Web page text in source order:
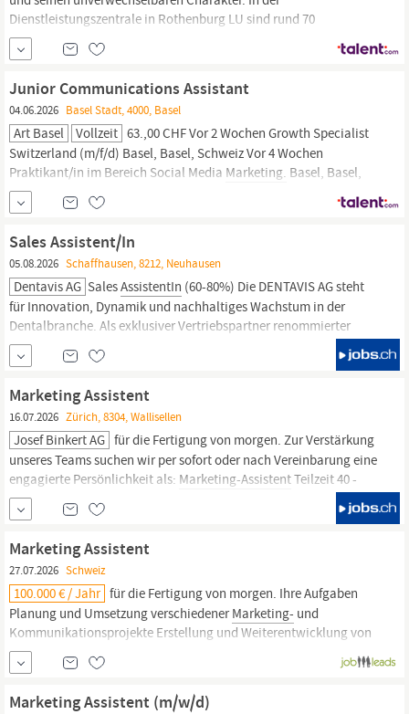
Dienstleistungszentrale in Rothenburg LU sind rund 70
Mitarbeitende in den Bereichen Organisation, Finanzen, Personal,
Infrastruktur und Instandhaltung, Food & Beverage,
Marketing,
Unternehmenskultur.
Junior Communications Assistant
04.06.2026 Basel Stadt, 4000, Basel
Art Basel Vollzeit 63.,00 CHF Vor 2 Wochen Growth Specialist
Switzerland (m/f/d) Basel, Basel, Schweiz Vor 4 Wochen
Praktikant/in im Bereich Social Media Marketing. Basel, Basel,
Schweiz Vor 1 Woche Front Desk Coordinator Basel, Basel,
Schweiz Vor 2 Tagen Retail Media Coordinator (m/f/d) % Basel,
Basel, Schweiz Vor 6 Tagen Event Coordinator (a) 80-%
Sales Assistent/In
05.08.2026 Schaffhausen, 8212, Neuhausen
Dentavis AG SalesAssistentIn (60-80%) Die DENTAVIS AG steht
für Innovation, Dynamik und nachhaltiges Wachstum in der
Dentalbranche. Als exklusiver Vertriebspartner renommierter
Unternehmen wie BTI (Biotechnology Institute), AlgOss,
OsteoBiol by Tecnoss, Launca, OrangeCad und Solium setzen wir
und...
Marketing Assistent
16.07.2026 Zürich, 8304, Wallisellen
Josef Binkert AG für die Fertigung von morgen. Zur Verstärkung
unseres Teams suchen wir per sofort oder nach Vereinbarung eine
engagierte Persönlichkeit als: Marketing-AssistentTeilzeit 40 -
60%, (m/w/d) Ihre Aufgaben Planung und Umsetzung
verschiedenerMarketing-
Marketing Assistent
27.07.2026 Schweiz
100.000 € / Jahr für die Fertigung von morgen. Ihre Aufgaben
Planung und Umsetzung verschiedenerMarketing- und
Kommunikationsprojekte Erstellung und Weiterentwicklung von
Marketing-
und Verkaufsunterlagen Betreuung und
Weiterentwicklung unserer Website und unseres Online-Shops
Planung und Umsetzung von Online-
Marketing Assistent (m/w/d)